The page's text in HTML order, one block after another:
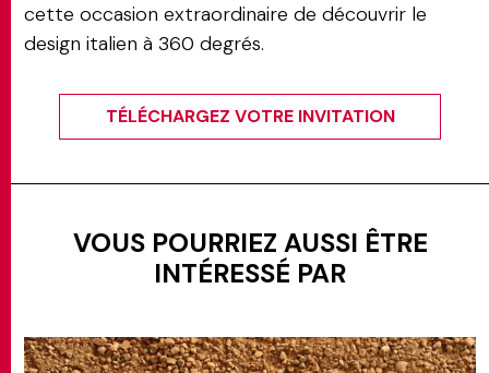
cette occasion extraordinaire de découvrir le
design italien à 360 degrés.
TÉLÉCHARGEZ VOTRE INVITATION
VOUS POURRIEZ AUSSI ÊTRE
INTÉRESSÉ PAR